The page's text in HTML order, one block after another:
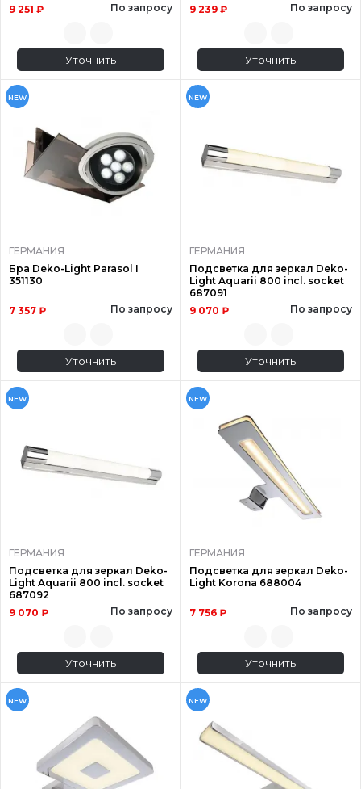
9 251 ₽ По запросу
Уточнить
9 239 ₽ По запросу
Уточнить
NEW
ГЕРМАНИЯ
Бра Deko-Light Parasol I
351130
7 357 ₽ По запросу
Уточнить
NEW
ГЕРМАНИЯ
Подсветка для зеркал Deko-
Light Aquarii 800 incl. socket
687091
9 070 ₽
По запросу
Уточнить
NEW
ГЕРМАНИЯ
Подсветка для зеркал Deko-
Light Aquarii 800 incl. socket
687092
9 070 ₽
По запросу
Уточнить
NEW
ГЕРМАНИЯ
Подсветка для зеркал Deko-
Light Korona 688004
7 756 ₽ По запросу
Уточнить
NEW NEW